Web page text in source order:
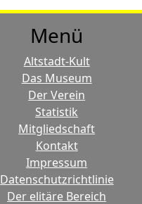
Menü
Altstadt-Kult
Das Museum
Der Verein
Statistik
Mitgliedschaft
Kontakt
Impressum
Datenschutzrichtlinie
Der elitäre Bereich